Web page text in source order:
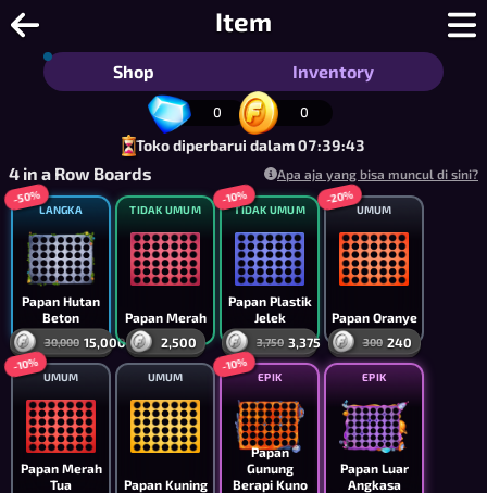
Item
Sambung 4 Sebaris - Sambung 4-
Shop Inventory
0 0
Toko diperbarui dalam 07:39:43
4 in a Row Boards Apa aja yang bisa muncul di sini?
LANGKA
Papan Hutan
Beton
30,000 15,000
-50%
TIDAK UMUM
Papan Merah
2,500
TIDAK UMUM
Papan Plastik
Jelek
3,750 3,375
-10%
UMUM
Papan Oranye
300 240
-20%
UMUM
Papan Merah
Tua
-10%
UMUM
Papan Kuning
EPIK
Papan
Gunung
Berapi Kuno
-10%
EPIK
Papan Luar
Angkasa